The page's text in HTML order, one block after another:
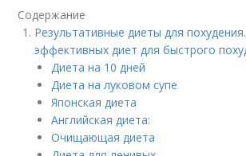
Содержание
Результативные диеты для
эффективных диет для быстрого
Диета на 10 дней
Диета на луковом супе
Японская диета
Английская диета:
Очищающая диета